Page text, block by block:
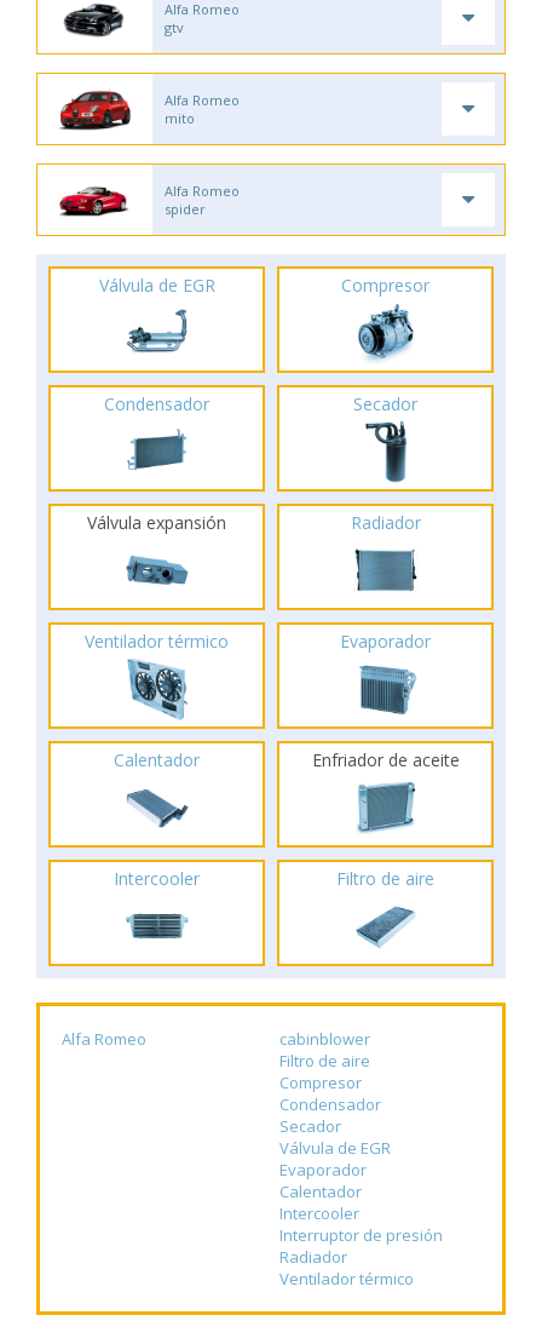
Alfa Romeo
gtv
Alfa Romeo
mito
Alfa Romeo
spider
Válvula de EGR Compresor
Condensador Secador
Válvula expansión Radiador
Ventilador térmico Evaporador
Calentador Enfriador de aceite
Intercooler Filtro de aire
Alfa Romeo
cabinblower
Filtro de aire
Compresor
Condensador
Secador
Válvula de EGR
Evaporador
Calentador
Intercooler
Interruptor de presión
Radiador
Ventilador térmico